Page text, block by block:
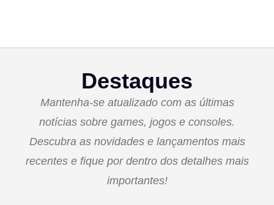
Destaques
Mantenha-se atualizado com as últimas
notícias sobre games, jogos e consoles.
Descubra as novidades e lançamentos mais
recentes e fique por dentro dos detalhes mais
importantes!